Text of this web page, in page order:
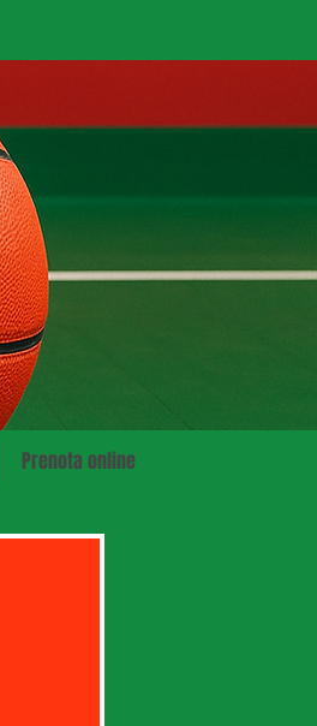
Prenota online